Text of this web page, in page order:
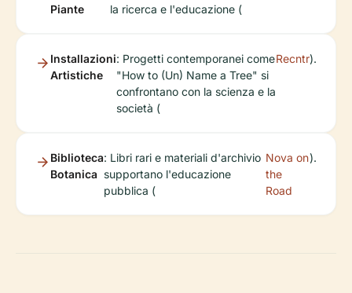
Piante
la ricerca e l'educazione (
Installazioni
Artistiche
: Progetti contemporanei come
"How to (Un) Name a Tree" si
confrontano con la scienza e la
società (
Recntr).
Biblioteca
Botanica
: Libri rari e materiali d'archivio
supportano l'educazione
pubblica (
Nova on
the
Road
).